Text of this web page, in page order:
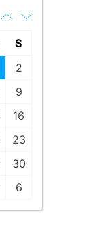
S
2
9
16
23
30
6